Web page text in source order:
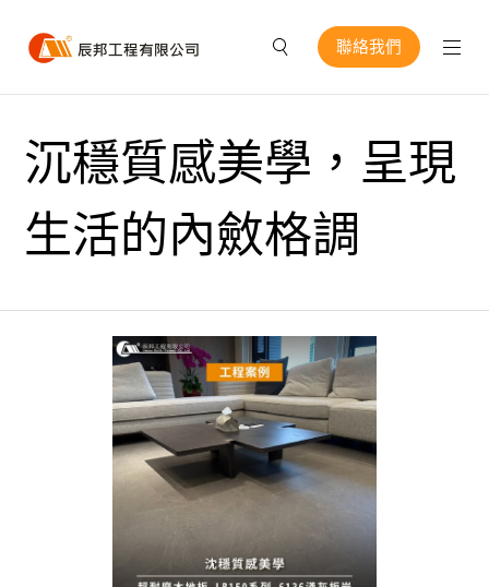
聯絡我們
沉穩質感美學，呈現
生活的內斂格調